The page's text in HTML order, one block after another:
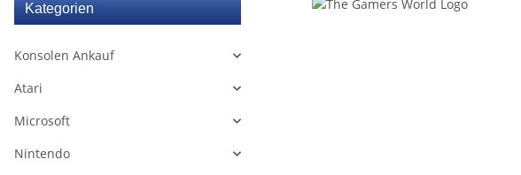
Kategorien
Konsolen Ankauf
Atari
Microsoft
Nintendo